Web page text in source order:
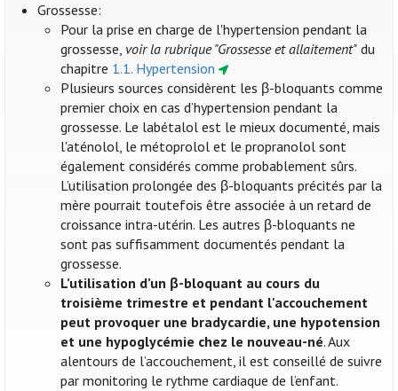
Grossesse:
Pour la prise en charge de l'hypertension pendant la
grossesse, voir la rubrique "Grossesse et allaitement" du
chapitre 1.1. Hypertension
Plusieurs sources considèrent les β-bloquants comme
premier choix en cas d’hypertension pendant la
grossesse. Le labétalol est le mieux documenté, mais
l'aténolol, le métoprolol et le propranolol sont
également considérés comme probablement sûrs.
L’utilisation prolongée des β-bloquants précités par la
mère pourrait toutefois être associée à un retard de
croissance intra-utérin. Les autres β-bloquants ne
sont pas suffisamment documentés pendant la
grossesse.
L’utilisation d’un β-bloquant au cours du
troisième trimestre et pendant l'accouchement
peut provoquer une bradycardie, une hypotension
et une hypoglycémie chez le nouveau-né. Aux
alentours de l’accouchement, il est conseillé de suivre
par monitoring le rythme cardiaque de l’enfant.